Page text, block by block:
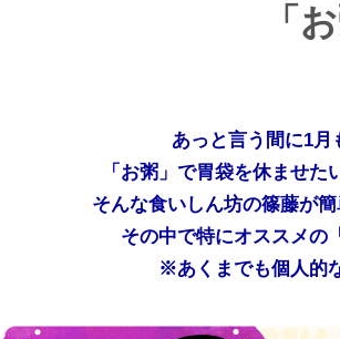
「
あっと言う間に1月
「お粥」で胃袋を休ませた
そんな食いしん坊の篠藤が
その中で特にオススメの
※あくまでも個人的